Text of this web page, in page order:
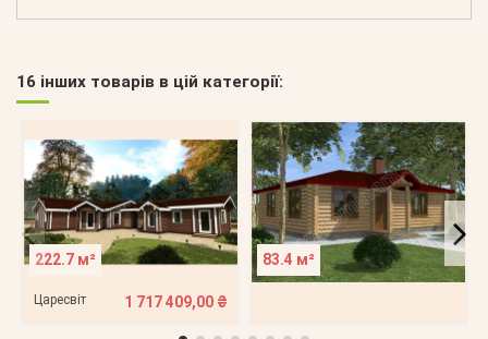
16 інших товарів в цій категорії:
222.7 м²
Царесвіт 1 717 409,00 ₴
83.4 м²